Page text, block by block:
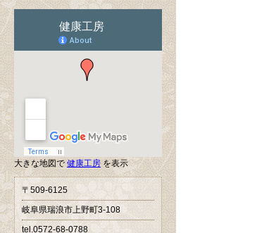
大きな地図で 健康工房 を表示
〒509-6125
岐阜県瑞浪市上野町3-108
tel.0572-68-0788